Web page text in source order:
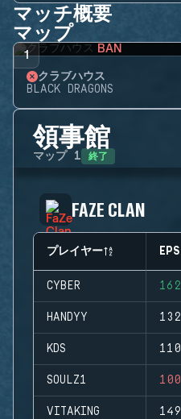
マッチ概要
マップ
1 BAN
クラブハウス
BLACK DRAGONS
領事館
マップ 1 終了
FAZE CLAN
プレイヤー EPS
CYBER 162
HANDYY 132
KDS 110
SOULZ1 100
VITAKING 149